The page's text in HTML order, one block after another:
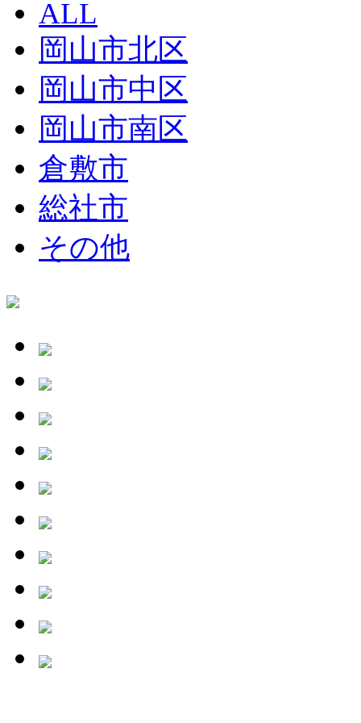
ALL
岡山市北区
岡山市中区
岡山市南区
倉敷市
総社市
その他